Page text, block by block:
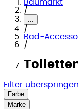
Baumarkt
/
...
/
Bad-
/
Filter überspringen
Farbe
Marke